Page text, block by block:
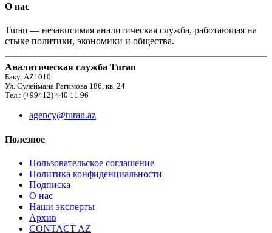
О нас
Turan — независимая аналитическая служба, работающая на
стыке политики, экономики и общества.
Аналитическая служба Turan
Баку, AZ1010
Ул. Сулеймана Рагимова 186, кв. 24
Тел.: (+99412) 440 11 96
agency@turan.az
Полезное
Пользовательское соглашение
Политика конфиденциальности
Подписка
О нас
Наши эксперты
Архив
CONTACT AZ